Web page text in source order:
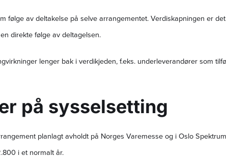
følge av deltakelse på selve arrangementet. Verdiskapningen er
direkte følge av deltagelsen.
lenger bak i verdikjeden, f.eks. underleverandører som
på sysselsetting
planlagt avholdt på Norges Varemesse og i Oslo
i et normalt år.